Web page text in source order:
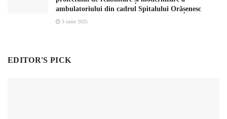
ambulatoriului din cadrul Spitalului Orășenesc
3 iunie 2025
EDITOR'S PICK